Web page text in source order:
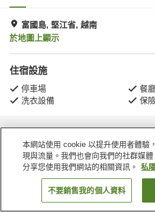
富國島, 堅江省, 越南
於地圖上顯示
住宿設施
停車場
餐
洗衣設備
保
主頁 越南 堅江省 富國島 9
找客房
本網站使用 cookie 以提升使用者體驗
現與流量。我們也會向我們的社群媒
分享您使用我們網站的相關資訊。
私
不要銷售我的個人資料